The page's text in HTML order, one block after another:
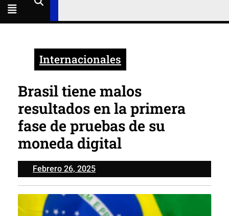
Internacionales
Brasil tiene malos
resultados en la primera
fase de pruebas de su
moneda digital
Febrero 26, 2025Febrero
26,
2025